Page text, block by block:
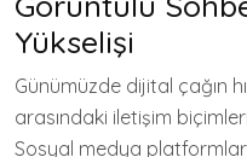
Yükselişi
Günümüzde dijital çağın
arasındaki iletişim
Sosyal medya